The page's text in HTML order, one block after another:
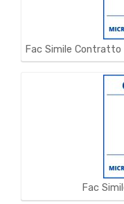
Fac Simile
Fac